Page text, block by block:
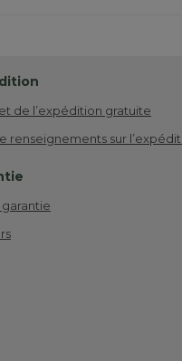
de l’expédition gratuite
renseignements sur